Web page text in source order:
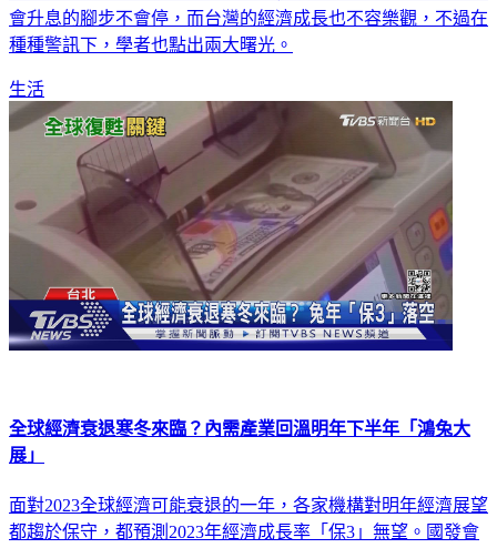
會升息的腳步不會停，而台灣的經濟成長也不容樂觀，不過在
種種警訊下，學者也點出兩大曙光。
生活
全球經濟衰退寒冬來臨？內需產業回溫明年下半年「鴻兔大
展」
面對2023全球經濟可能衰退的一年，各家機構對明年經濟展望
都趨於保守，都預測2023年經濟成長率「保3」無望。國發會